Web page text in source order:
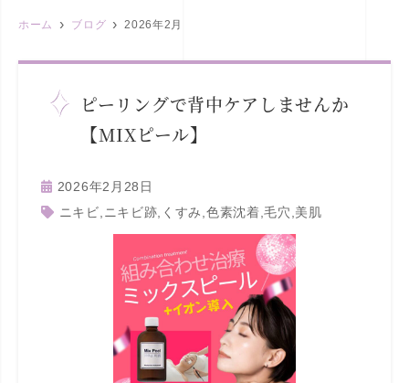
ホーム ブログ 2026年2月
ピーリングで背中ケアしませんか
【MIXピール】
2026年2月28日
ニキビ ニキビ跡 くすみ 色素沈着 ,毛穴 美肌